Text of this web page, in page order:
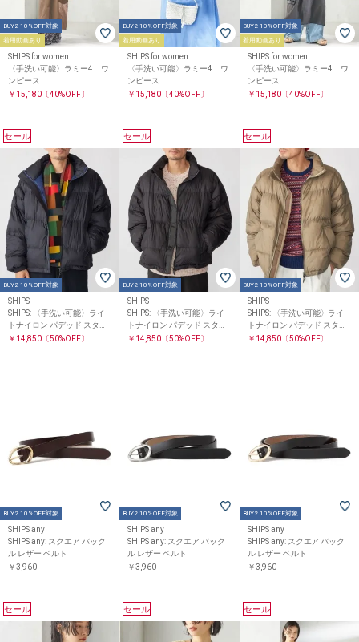
BUY2 10%OFF対象
着用動画あり
SHIPS for women
〈手洗い可能〉ラミー4 ワ
ンピース
￥15,180〔40%OFF〕
BUY2 10%OFF対象
着用動画あり
SHIPS for women
〈手洗い可能〉ラミー4 ワ
ンピース
￥15,180 〔40%OFF〕
BUY2 10%OFF対象
着用動画あり
SHIPS for women
〈手洗い可能〉ラミー4 ワ
ンピース
￥15,180〔40%OFF〕
セール
BUY2 10%OFF対象
SHIPS
SHIPS: 〈手洗い可能〉ライ
トナイロン パデッド スタン
ド ブルゾン
￥14,850〔50%OFF〕
セール
BUY2 10%OFF対象
SHIPS
SHIPS: 〈手洗い可能〉ライ
トナイロン パデッド スタン
ド ブルゾン
￥14,850 〔50%OFF〕
セール
BUY2 10%OFF対象
SHIPS
SHIPS: 〈手洗い可能〉ライ
トナイロン パデッド スタン
ド ブルゾン
￥14,850〔50%OFF〕
BUY2 10%OFF対象
SHIPS any
SHIPS any: スクエア バック
ル レザー ベルト
￥3,960
BUY2 10%OFF対象
SHIPS any
SHIPS any: スクエア バック
ル レザー ベルト
￥3,960
BUY2 10%OFF対象
SHIPS any
SHIPS any: スクエア バック
ル レザー ベルト
￥3,960
セール セール セール